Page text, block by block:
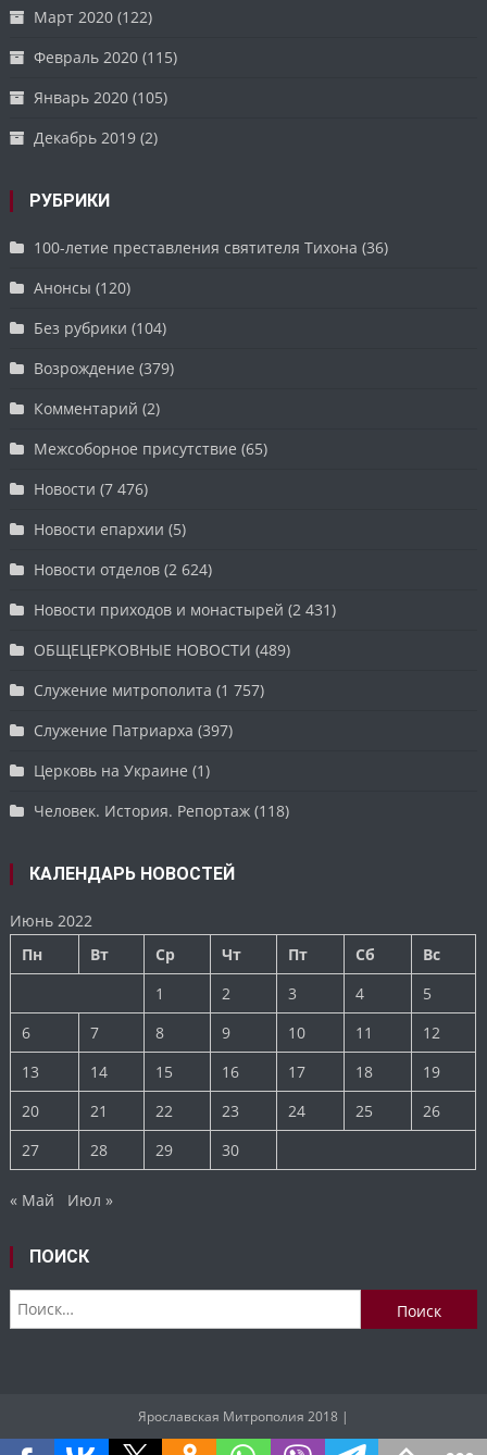
Март 2020 (122)
Февраль 2020 (115)
Январь 2020 (105)
Декабрь 2019 (2)
РУБРИКИ
100-летие преставления святителя Тихона (36)
Анонсы (120)
Без рубрики (104)
Возрождение (379)
Комментарий (2)
Межсоборное присутствие (65)
Новости (7 476)
Новости епархии (5)
Новости отделов (2 624)
Новости приходов и монастырей (2 431)
ОБЩЕЦЕРКОВНЫЕ НОВОСТИ (489)
Служение митрополита (1 757)
Служение Патриарха (397)
Церковь на Украине (1)
Человек. История. Репортаж (118)
КАЛЕНДАРЬ НОВОСТЕЙ
Июнь 2022
Пн
Вт Ср Чт Пт Сб
Вс
1
2 3 4
5
6
7 8 9 10 11
12
13
14 15 16 17 18
19
20
21 22 23 24 25
26
27
28 29 30
« Май Июл »
ПОИСК
Найти:
Ярославская Митрополия 2018 |